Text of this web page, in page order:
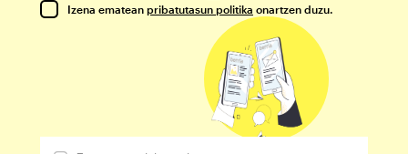
Izena ematean pribatutasun politika onartzen duzu.